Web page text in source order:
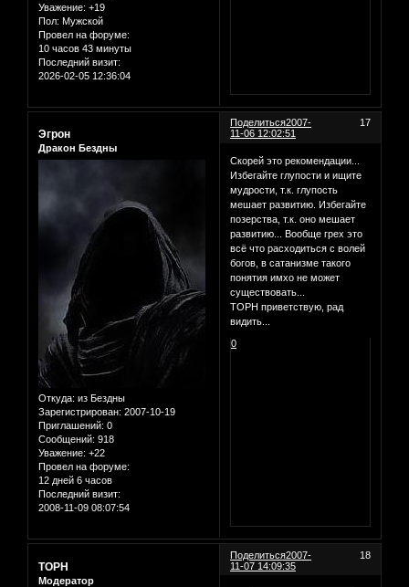
Уважение: +19
Пол: Мужской
Провел на форуме:
10 часов 43 минуты
Последний визит:
2026-02-05 12:36:04
Поделиться 17
2007-
11-06 12:02:51
Эгрон
Дракон Бездны
Откуда: из Бездны
Зарегистрирован: 2007-10-19
Приглашений: 0
Сообщений: 918
Уважение: +22
Провел на форуме:
12 дней 6 часов
Последний визит:
2008-11-09 08:07:54
Скорей это рекомендации...
Избегайте глупости и ищите
мудрости, т.к. глупость
мешает развитию. Избегайте
позерства, т.к. оно мешает
развитию... Вообще грех это
всё что расходиться с волей
богов, в сатанизме такого
понятия имхо не может
существовать...
ТОРН приветствую, рад
видить...
0
Поделиться 18
2007-
11-07 14:09:35
ТОРН
Модератор